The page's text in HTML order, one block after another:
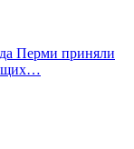
Перми приняли